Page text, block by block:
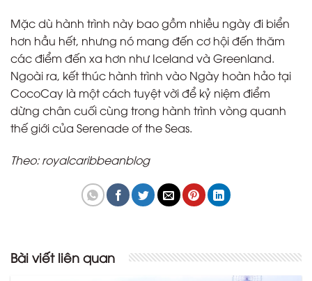
Mặc dù hành trình này bao gồm nhiều ngày đi biển
hơn hầu hết, nhưng nó mang đến cơ hội đến thăm
các điểm đến xa hơn như Iceland và Greenland.
Ngoài ra, kết thúc hành trình vào Ngày hoàn hảo tại
CocoCay là một cách tuyệt vời để kỷ niệm điểm
dừng chân cuối cùng trong hành trình vòng quanh
thế giới của Serenade of the Seas.
Theo: royalcaribbeanblog
Bài viết liên quan